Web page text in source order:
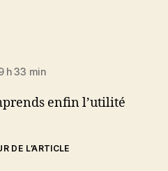
:
h 33 min
enfin l’utilité
DE L’ARTICLE